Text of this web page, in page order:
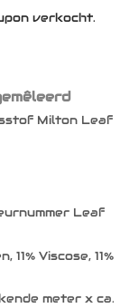
verkocht.
Milton Leaf
Leaf
11% Viscose, 11%
meter x ca.